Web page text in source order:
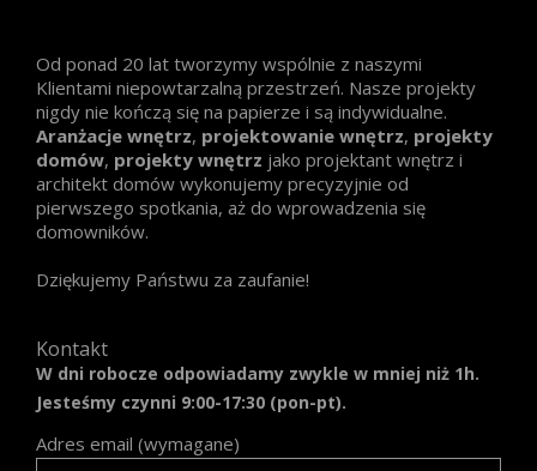
Od ponad 20 lat tworzymy wspólnie z naszymi
Klientami niepowtarzalną przestrzeń. Nasze projekty
nigdy nie kończą się na papierze i są indywidualne.
Aranżacje wnętrz, projektowanie wnętrz, projekty
domów, projekty wnętrz jako projektant wnętrz i
architekt domów wykonujemy precyzyjnie od
pierwszego spotkania, aż do wprowadzenia się
domowników.
Dziękujemy Państwu za zaufanie!
Kontakt
W dni robocze odpowiadamy zwykle w mniej niż 1h.
Jesteśmy czynni 9:00-17:30 (pon-pt).
Adres email (wymagane)